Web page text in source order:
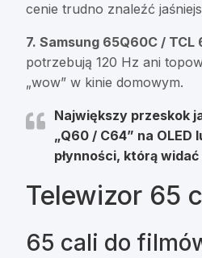
cenie trudno znaleźć
7. Samsung 65Q60C / TCL
potrzebują 120 Hz ani
„wow” w kinie domowym.
Największy przeskok
„Q60 / C64” na OLED
płynności, którą
Telewizor 65
65 cali do